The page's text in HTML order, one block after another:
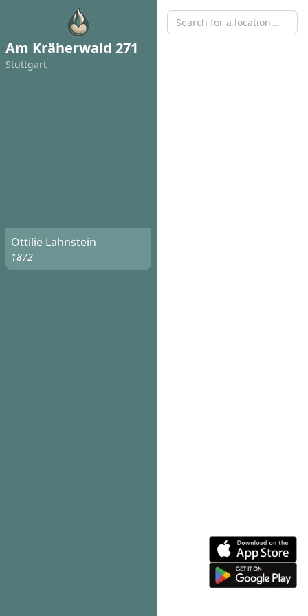
Am Kräherwald 271
Stuttgart
Ottilie Lahnstein
1872